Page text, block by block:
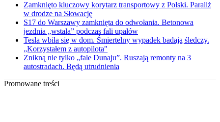
Zamknięto kluczowy korytarz transportowy z Polski. Paraliż
w drodze na Słowację
S17 do Warszawy zamknięta do odwołania. Betonowa
jezdnia „wstała” podczas fali upałów
Tesla wbiła się w dom. Śmiertelny wypadek badają śledczy.
„Korzystałem z autopilota"
Znikną nie tylko „fale Dunaju”. Ruszają remonty na 3
autostradach. Będą utrudnienia
Promowane treści